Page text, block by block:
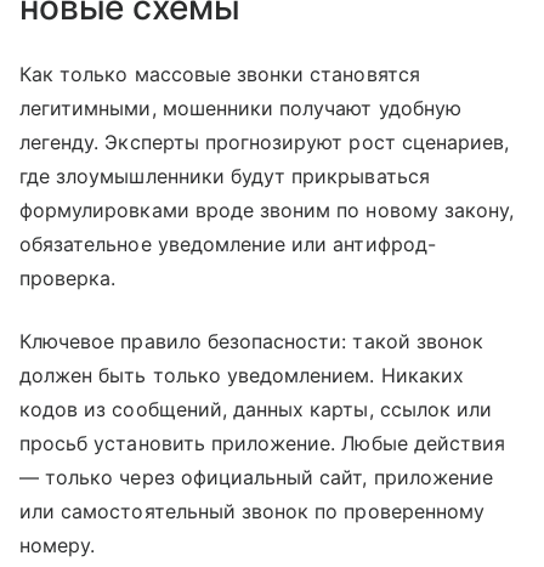
Как только массовые звонки становятся
легитимными, мошенники получают удобную
легенду. Эксперты прогнозируют рост сценариев,
где злоумышленники будут прикрываться
формулировками вроде звоним по новому закону,
обязательное уведомление или антифрод-
проверка.
Ключевое правило безопасности: такой звонок
должен быть только уведомлением. Никаких
кодов из сообщений, данных карты, ссылок или
просьб установить приложение. Любые действия
— только через официальный сайт, приложение
или самостоятельный звонок по проверенному
номеру.